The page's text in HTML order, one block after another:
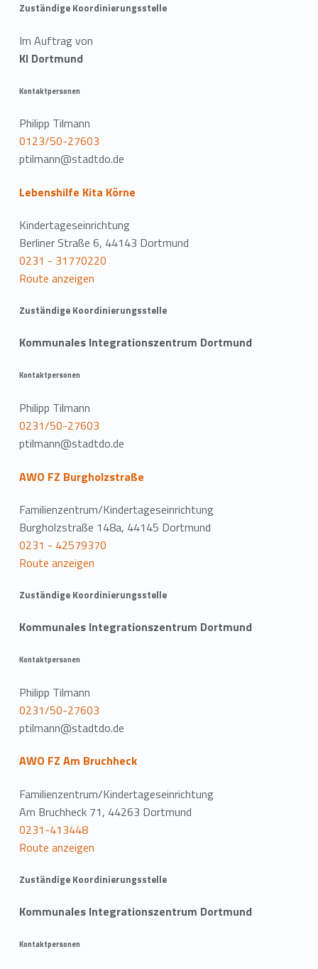
Zuständige Koordinierungsstelle
Im Auftrag von
KI Dortmund
Kontaktpersonen
Philipp Tilmann
0123/50-27603
ptilmann@stadtdo.de
Lebenshilfe Kita Körne
Kindertageseinrichtung
Berliner Straße 6, 44143 Dortmund
0231 - 31770220
Route anzeigen
Zuständige Koordinierungsstelle
Kommunales Integrationszentrum Dortmund
Kontaktpersonen
Philipp Tilmann
0231/50-27603
ptilmann@stadtdo.de
AWO FZ Burgholzstraße
Familienzentrum/Kindertageseinrichtung
Burgholzstraße 148a, 44145 Dortmund
0231 - 42579370
Route anzeigen
Zuständige Koordinierungsstelle
Kommunales Integrationszentrum Dortmund
Kontaktpersonen
Philipp Tilmann
0231/50-27603
ptilmann@stadtdo.de
AWO FZ Am Bruchheck
Familienzentrum/Kindertageseinrichtung
Am Bruchheck 71, 44263 Dortmund
0231-413448
Route anzeigen
Zuständige Koordinierungsstelle
Kommunales Integrationszentrum Dortmund
Kontaktpersonen